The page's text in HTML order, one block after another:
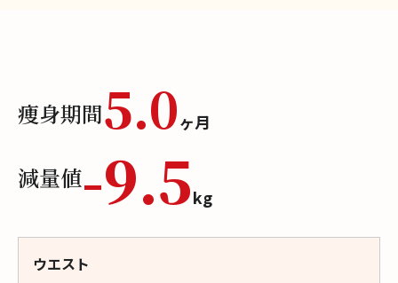
痩身期間5.0ヶ月
減量値-9.5kg
ウエスト